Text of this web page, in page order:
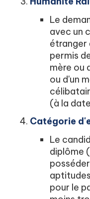
Le
avec un
étranger
permis
mère ou
ou d'un
(à la
Catégorie
Le
diplôme
pour le